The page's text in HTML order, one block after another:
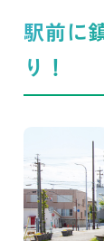
駅前に
り！